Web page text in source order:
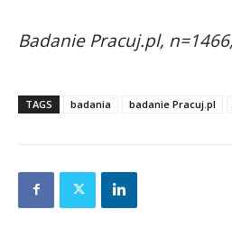
Badanie Pracuj.pl,
TAGS badania badanie Pracuj.pl